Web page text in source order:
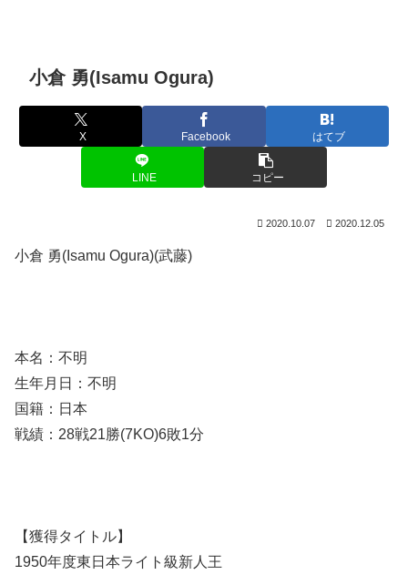
小倉 勇(Isamu Ogura)
X Facebook はてブ
LINE コピー
2020.10.07 2020.12.05
小倉 勇(Isamu Ogura)(武藤)
本名：不明
生年月日：不明
国籍：日本
戦績：28戦21勝(7KO)6敗1分
【獲得タイトル】
1950年度東日本ライト級新人王